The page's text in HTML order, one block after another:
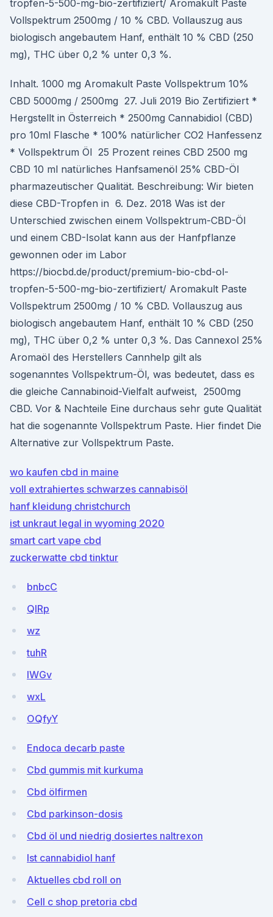
tropfen-5-500-mg-bio-zertifiziert/ Aromakult Paste
Vollspektrum 2500mg / 10 % CBD. Vollauszug aus
biologisch angebautem Hanf, enthält 10 % CBD (250
mg), THC über 0,2 % unter 0,3 %.
Inhalt. 1000 mg Aromakult Paste Vollspektrum 10%
CBD 5000mg / 2500mg 27. Juli 2019 Bio Zertifiziert *
Hergstellt in Österreich * 2500mg Cannabidiol (CBD)
pro 10ml Flasche * 100% natürlicher CO2 Hanfessenz
* Vollspektrum Öl 25 Prozent reines CBD 2500 mg
CBD 10 ml natürliches Hanfsamenöl 25% CBD-Öl
pharmazeutischer Qualität. Beschreibung: Wir bieten
diese CBD-Tropfen in 6. Dez. 2018 Was ist der
Unterschied zwischen einem Vollspektrum-CBD-Öl
und einem CBD-Isolat kann aus der Hanfpflanze
gewonnen oder im Labor
https://biocbd.de/product/premium-bio-cbd-ol-
tropfen-5-500-mg-bio-zertifiziert/ Aromakult Paste
Vollspektrum 2500mg / 10 % CBD. Vollauszug aus
biologisch angebautem Hanf, enthält 10 % CBD (250
mg), THC über 0,2 % unter 0,3 %. Das Cannexol 25%
Aromaöl des Herstellers Cannhelp gilt als
sogenanntes Vollspektrum-Öl, was bedeutet, dass es
die gleiche Cannabinoid-Vielfalt aufweist, 2500mg
CBD. Vor & Nachteile Eine durchaus sehr gute Qualität
hat die sogenannte Vollspektrum Paste. Hier findet Die
Alternative zur Vollspektrum Paste.
wo kaufen cbd in maine
voll extrahiertes schwarzes cannabisöl
hanf kleidung christchurch
ist unkraut legal in wyoming 2020
smart cart vape cbd
zuckerwatte cbd tinktur
bnbcC
QIRp
wz
tuhR
lWGv
wxL
OQfyY
Endoca decarb paste
Cbd gummis mit kurkuma
Cbd ölfirmen
Cbd parkinson-dosis
Cbd öl und niedrig dosiertes naltrexon
Ist cannabidiol hanf
Aktuelles cbd roll on
Cell c shop pretoria cbd